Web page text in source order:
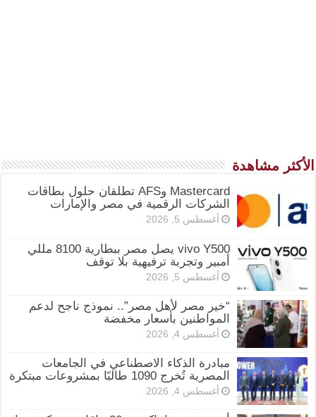
الأكثر مشاهدة
Mastercard وAFS تطلقان حلول بطاقات
الشركات الرقمية في مصر والإمارات
أغسطس 5, 2026
vivo Y500 يصل مصر ببطارية 8100 مللي
أمبير وتجربة ترفيهية بلا توقف
أغسطس 5, 2026
“خير مصر لأهل مصر”.. نموذج ناجح لدعم
المواطنين بأسعار مخفضة
أغسطس 4, 2026
مبادرة الذكاء الاصطناعي في الجامعات
المصرية تُخرج 1090 طالبًا بمشروعات مبتكرة
أغسطس 4, 2026